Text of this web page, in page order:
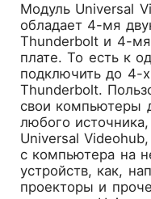
Модуль Universal
обладает 4-мя
Thunderbolt и 4-
плате. То есть к
подключить до 4-
Thunderbolt.
свои компьютеры
любого
Universal
с компьютера на
устройств, как,
проекторы и